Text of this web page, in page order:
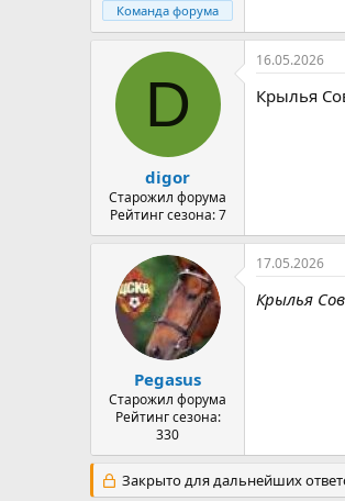
Команда форума
D
digor
Старожил форума
Рейтинг сезона: 7
16.05.2026
Крылья
Pegasus
Старожил форума
Рейтинг сезона:
330
17.05.2026
Крылья
Закрыто для дальнейших